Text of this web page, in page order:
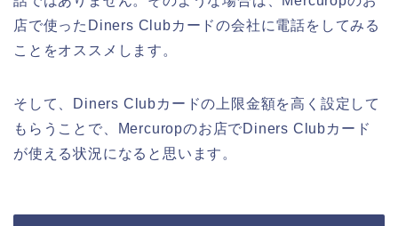
店で使ったDiners Clubカードの会社に電話をしてみる
ことをオススメします。
そして、Diners Clubカードの上限金額を高く設定して
もらうことで、Mercuropのお店でDiners Clubカード
が使える状況になると思います。